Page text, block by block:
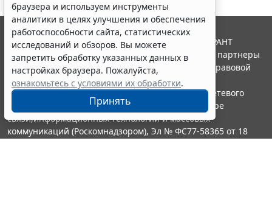
браузера и используем инструменты
аналитики в целях улучшения и обеспечения
работоспособности сайта, статистических
исследований и обзоров. Вы можете
запретить обработку указанных данных в
настройках браузера. Пожалуйста,
ознакомьтесь с условиями их обработки.
Принять
© ООО "НПП "ГАРАНТ-СЕРВИС", 2026. Система ГАРАНТ
выпускается с 1990 года. Компания "Гарант" и ее партнеры
являются участниками Российской ассоциации правовой
информации ГАРАНТ.
Портал ГАРАНТ.РУ зарегистрирован в качестве сетевого
издания Федеральной службой по надзору в сфере
связи,информационных технологий и массовых
коммуникаций (Роскомнадзором), Эл № ФС77-58365 от 18